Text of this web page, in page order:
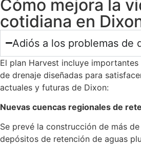
Cómo mejora la
cotidiana en
Adiós a los problemas de
El plan Harvest incluye
de drenaje diseñadas para
actuales y futuras de Dixon:
Nuevas cuencas regionales de
Se prevé la construcción de más
depósitos de retención de aguas